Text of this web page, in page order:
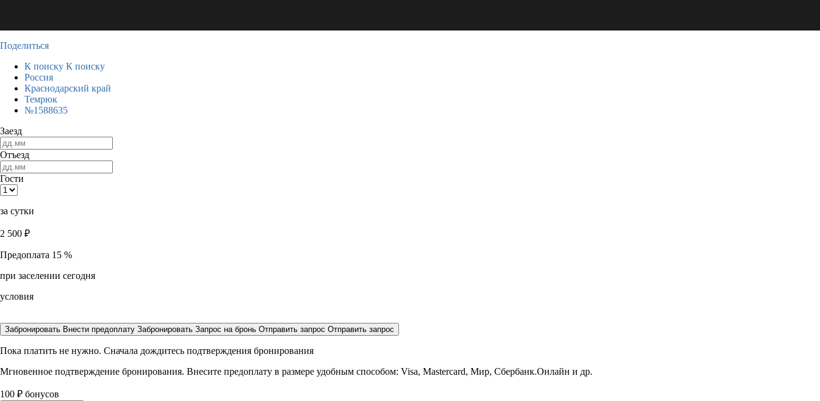
Поделиться
К поиску К поиску
Россия
Краснодарский край
Темрюк
№1588635
Заезд
Отъезд
Гости
за сутки
2 500 ₽
Предоплата 15 %
при заселении сегодня
условия
Забронировать Внести предоплату Забронировать Запрос на бронь Отправить запрос Отправить запрос
Пока платить не нужно. Сначала дождитесь подтверждения бронирования
Мгновенное подтверждение бронирования. Внесите предоплату в размере удобным способом: Visa, Mastercard, Мир, Сбербанк.Онлайн и др.
100 ₽ бонусов